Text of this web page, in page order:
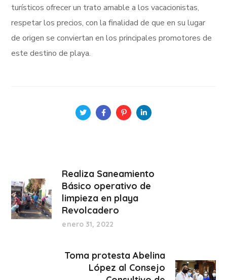
turísticos ofrecer un trato amable a los vacacionistas,
respetar los precios, con la finalidad de que en su lugar
de origen se conviertan en los principales promotores de
este destino de playa.
Realiza Saneamiento
Básico operativo de
limpieza en playa
Revolcadero
enero 31, 2022
Toma protesta Abelina
López al Consejo